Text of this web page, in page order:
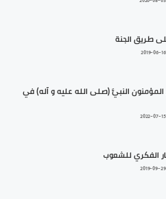
طريق الجنة
2019-06-16
النبيَّ (صلى الله عليه و آله) في
2022-07-15
الفكري للشعوب
2019-09-29